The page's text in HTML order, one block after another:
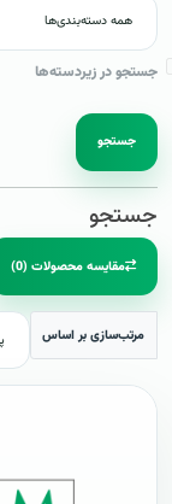
جستجو در زیردسته‌ها
جستجو
جستجو
مقایسه محصولات (0)
مرتب‌سازی بر اساس